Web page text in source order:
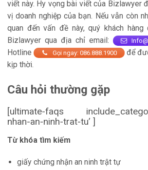
viết này. Hy vọng bài viết của Bizlawyer
vị doanh nghiệp của bạn. Nếu vẫn còn
quan đến vấn đề này, quý khách
Bizlawyer qua địa chỉ email:
Hotline
Gọi ngay: 086.888.1900
để
kịp thời.
Câu hỏi thường gặp
[ultimate-faqs
nhan-an-ninh-trat-tu’ ]
Từ khóa tìm kiếm
giấy chứng nhận an ninh trật tự